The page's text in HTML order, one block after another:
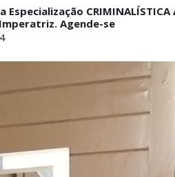
CRIMINALÍSTICA
Agende-se